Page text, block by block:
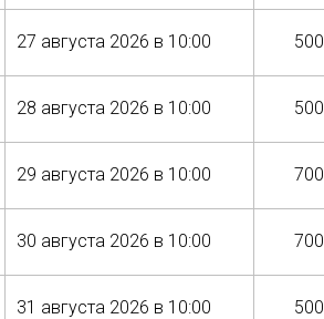
27 августа 2026 в 10:00 500
28 августа 2026 в 10:00 500
29 августа 2026 в 10:00 700
30 августа 2026 в 10:00 700
31 августа 2026 в 10:00 500